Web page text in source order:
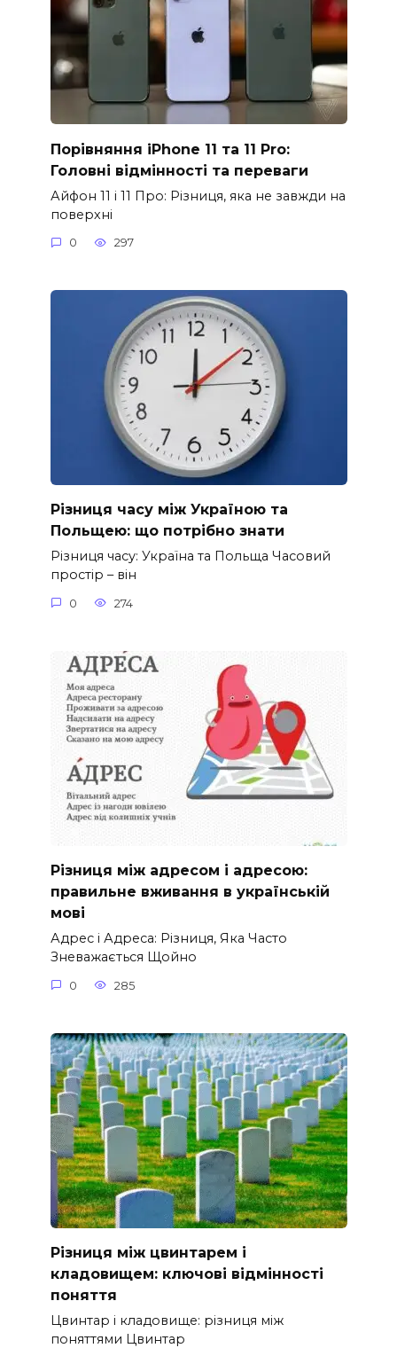
Порівняння iPhone 11 та 11 Pro:
Головні відмінності та переваги
Айфон 11 і 11 Про: Різниця, яка не завжди на
поверхні
0 297
Різниця часу між Україною та
Польщею: що потрібно знати
Різниця часу: Україна та Польща Часовий
простір – він
0 274
Різниця між адресом і адресою:
правильне вживання в українській
мові
Адрес і Адреса: Різниця, Яка Часто
Зневажається Щойно
0 285
Різниця між цвинтарем і
кладовищем: ключові відмінності
поняття
Цвинтар і кладовище: різниця між
поняттями Цвинтар